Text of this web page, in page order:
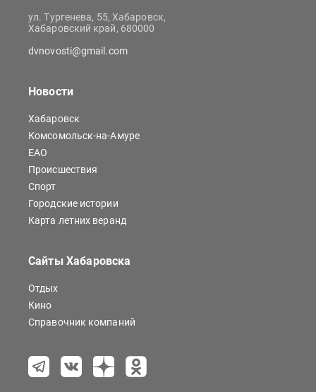
ул. Тургенева, 55, Хабаровск,
Хабаровский край, 680000
dvnovosti@gmail.com
Новости
Хабаровск
Комсомольск-на-Амуре
ЕАО
Происшествия
Спорт
Городские истории
Карта летних веранд
Сайты Хабаровска
Отдых
Кино
Справочник компаний